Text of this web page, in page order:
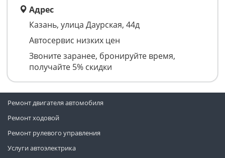
Адрес
Казань, ​улица ​Даурская, 44д
Автосервис низких цен
Звоните заранее, бронируйте время,
получайте 5% скидки
Ремонт двигателя автомобиля
Ремонт ходовой
Ремонт рулевого управления
Услуги автоэлектрика